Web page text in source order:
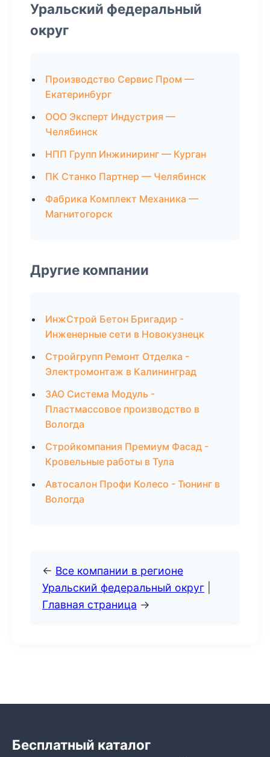
Уральский федеральный
округ
Производство Сервис Пром —
Екатеринбург
ООО Эксперт Индустрия —
Челябинск
НПП Групп Инжиниринг — Курган
ПК Станко Партнер — Челябинск
Фабрика Комплект Механика —
Магнитогорск
Другие компании
ИнжСтрой Бетон Бригадир -
Инженерные сети в Новокузнецк
Стройгрупп Ремонт Отделка -
Электромонтаж в Калининград
ЗАО Система Модуль -
Пластмассовое производство в
Вологда
Стройкомпания Премиум Фасад -
Кровельные работы в Тула
Автосалон Профи Колесо - Тюнинг в
Вологда
← Все компании в регионе
Уральский федеральный округ
Главная страница →
Бесплатный каталог